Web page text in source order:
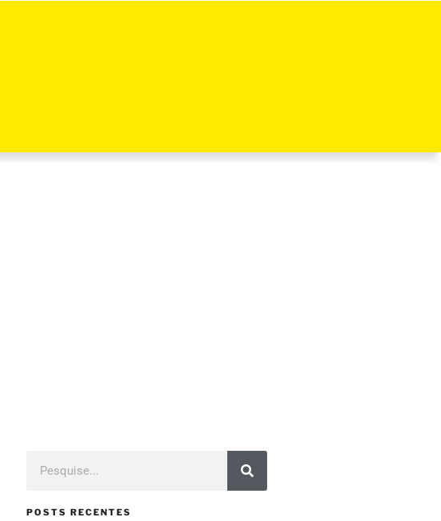
POSTS RECENTES